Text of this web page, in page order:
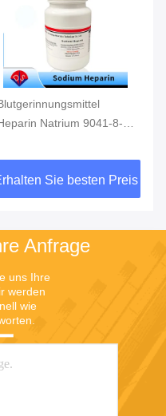
1
Heparinlithiumblut-
Sammlungszusatz,
CAS9045-22-1
Erhalten Sie besten
Anfrage
uns Ihre
werden
wie